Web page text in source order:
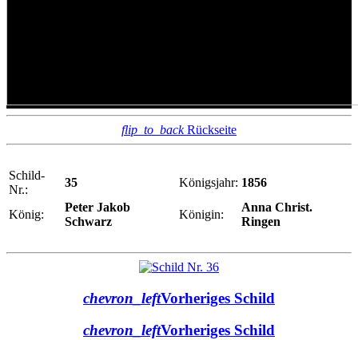
flip_to_backRückseite
Schild-
Nr.:
35 Königsjahr: 1856
König:
Peter Jakob
Schwarz
Königin:
Anna Christ.
Ringen
chevron_leftVorheriges Schild
chevron_leftVorheriges Schild